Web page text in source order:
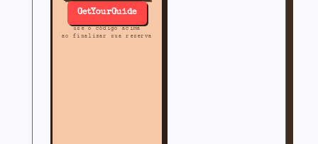
GetYourGuide
use o código acima
ao finalizar sua reserva